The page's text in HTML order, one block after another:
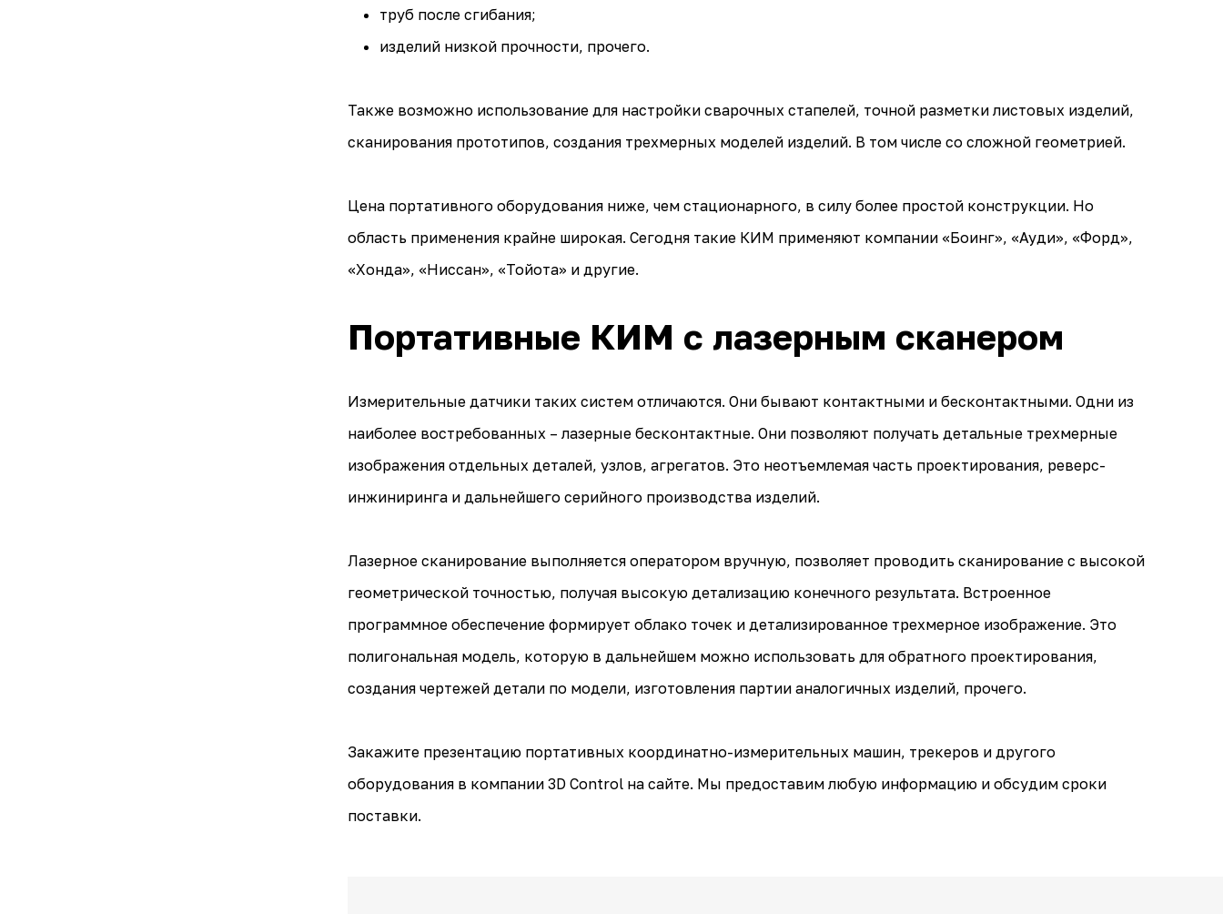
труб после сгибания;
изделий низкой прочности, прочего.
Также возможно использование для настройки сварочных стапелей, точной разметки листовых изделий,
сканирования прототипов, создания трехмерных моделей изделий. В том числе со сложной геометрией.
Цена портативного оборудования ниже, чем стационарного, в силу более простой конструкции. Но
область применения крайне широкая. Сегодня такие КИМ применяют компании «Боинг», «Ауди», «Форд»,
«Хонда», «Ниссан», «Тойота» и другие.
Портативные КИМ с лазерным сканером
Измерительные датчики таких систем отличаются. Они бывают контактными и бесконтактными. Одни из
наиболее востребованных – лазерные бесконтактные. Они позволяют получать детальные трехмерные
изображения отдельных деталей, узлов, агрегатов. Это неотъемлемая часть проектирования, реверс-
инжиниринга и дальнейшего серийного производства изделий.
Лазерное сканирование выполняется оператором вручную, позволяет проводить сканирование с высокой
геометрической точностью, получая высокую детализацию конечного результата. Встроенное
программное обеспечение формирует облако точек и детализированное трехмерное изображение. Это
полигональная модель, которую в дальнейшем можно использовать для обратного проектирования,
создания чертежей детали по модели, изготовления партии аналогичных изделий, прочего.
Закажите презентацию портативных координатно-измерительных машин, трекеров и другого
оборудования в компании 3D Control на сайте. Мы предоставим любую информацию и обсудим сроки
поставки.